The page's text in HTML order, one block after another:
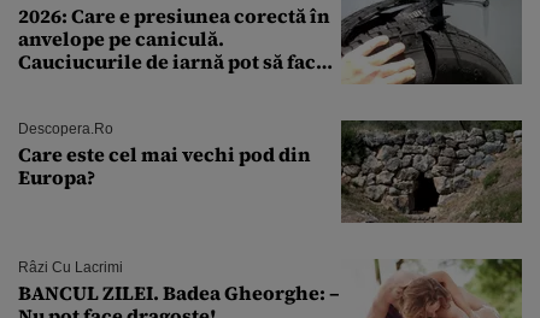
2026: Care e presiunea corectă în
anvelope pe caniculă.
Cauciucurile de iarnă pot să facă
Descopera.ro
Care este cel mai vechi pod din
Europa?
Râzi Cu Lacrimi
BANCUL ZILEI. Badea Gheorghe: –